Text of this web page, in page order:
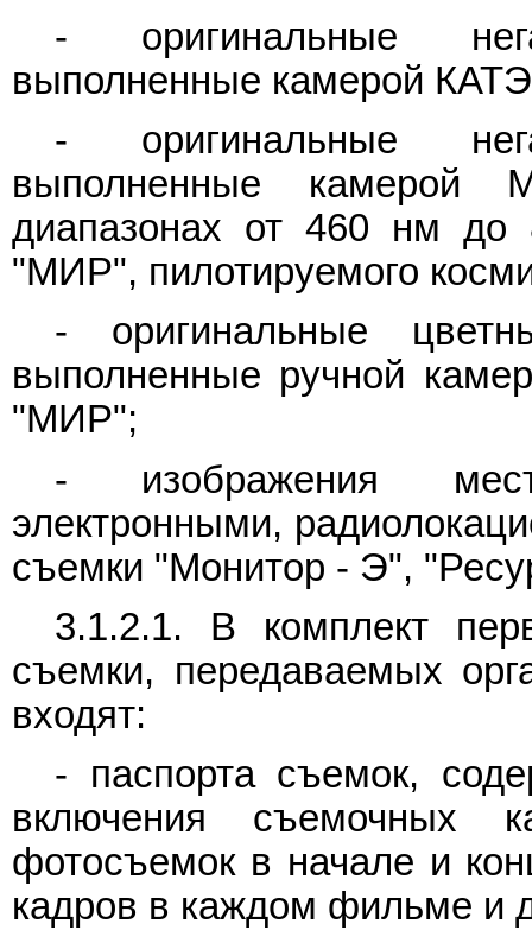
- оригинальные
выполненные камерой
- оригинальные
выполненные камерой
диапазонах от 460 нм
"МИР", пилотируемого
- оригинальные
выполненные ручной
"МИР";
- изображения
электронными,
съемки "Монитор - Э",
3.1.2.1. В комплект
съемки, передаваемых
входят:
- паспорта съемок,
включения съемочных
фотосъемок в начале и
кадров в каждом фильме и